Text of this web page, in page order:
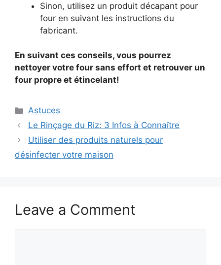
Sinon, utilisez un produit décapant pour
four en suivant les instructions du
fabricant.
En suivant ces conseils, vous pourrez
nettoyer votre four sans effort et retrouver un
four propre et étincelant!
Categories
Astuces
Le Rinçage du Riz: 3 Infos à Connaître
Utiliser des produits naturels pour
désinfecter votre maison
Leave a Comment